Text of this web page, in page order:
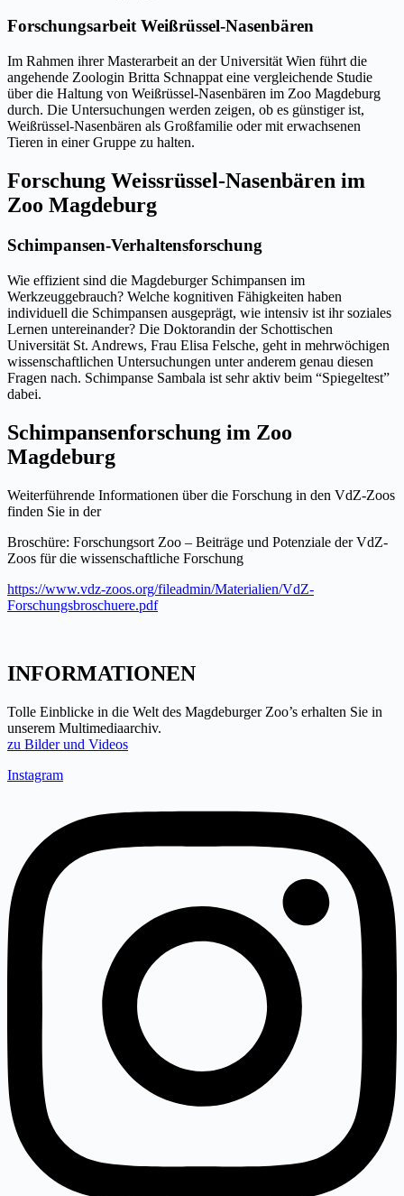
Forschungsarbeit Weißrüssel-Nasenbären
Im Rahmen ihrer Masterarbeit an der Universität Wien führt die
angehende Zoologin Britta Schnappat eine vergleichende Studie
über die Haltung von Weißrüssel-Nasenbären im Zoo Magdeburg
durch. Die Untersuchungen werden zeigen, ob es günstiger ist,
Weißrüssel-Nasenbären als Großfamilie oder mit erwachsenen
Tieren in einer Gruppe zu halten.
Forschung Weissrüssel-Nasenbären im
Zoo Magdeburg
Schimpansen-Verhaltensforschung
Wie effizient sind die Magdeburger Schimpansen im
Werkzeuggebrauch? Welche kognitiven Fähigkeiten haben
individuell die Schimpansen ausgeprägt, wie intensiv ist ihr soziales
Lernen untereinander? Die Doktorandin der Schottischen
Universität St. Andrews, Frau Elisa Felsche, geht in mehrwöchigen
wissenschaftlichen Untersuchungen unter anderem genau diesen
Fragen nach. Schimpanse Sambala ist sehr aktiv beim “Spiegeltest”
dabei.
Schimpansenforschung im Zoo
Magdeburg
Weiterführende Informationen über die Forschung in den VdZ-Zoos
finden Sie in der
Broschüre: Forschungsort Zoo – Beiträge und Potenziale der VdZ-
Zoos für die wissenschaftliche Forschung
https://www.vdz-zoos.org/fileadmin/Materialien/VdZ-
Forschungsbroschuere.pdf
INFORMATIONEN
Tolle Einblicke in die Welt des Magdeburger Zoo’s erhalten Sie in
unserem Multimediaarchiv.
zu Bilder und Videos
Instagram